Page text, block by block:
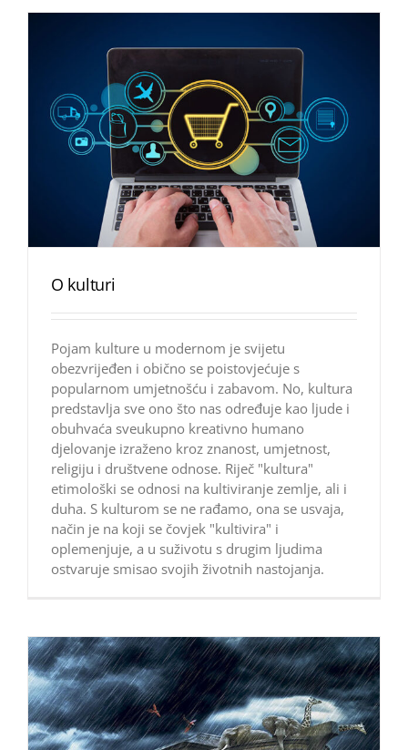
O kulturi
Pojam kulture u modernom je svijetu
obezvrijeđen i obično se poistovjećuje s
popularnom umjetnošću i zabavom. No, kultura
predstavlja sve ono što nas određuje kao ljude i
obuhvaća sveukupno kreativno humano
djelovanje izraženo kroz znanost, umjetnost,
religiju i društvene odnose. Riječ "kultura"
etimološki se odnosi na kultiviranje zemlje, ali i
duha. S kulturom se ne rađamo, ona se usvaja,
način je na koji se čovjek "kultivira" i
oplemenjuje, a u suživotu s drugim ljudima
ostvaruje smisao svojih životnih nastojanja.